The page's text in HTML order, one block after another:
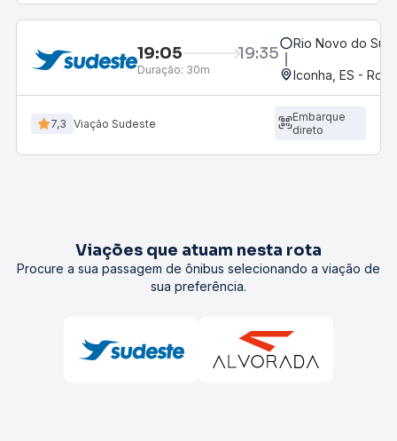
19:05 19:35
Duração: 30m
Rio Novo do Sul,
Iconha, ES -
7,3 Viação Sudeste
Embarque
direto
Viações que atuam nesta rota
Procure a sua passagem de ônibus selecionando a viação de
sua preferência.